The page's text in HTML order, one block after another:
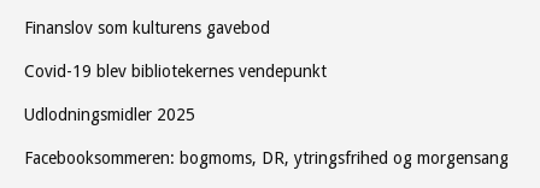
Finanslov som kulturens gavebod
Covid-19 blev bibliotekernes vendepunkt
Udlodningsmidler 2025
Facebooksommeren: bogmoms, DR, ytringsfrihed og morgensang